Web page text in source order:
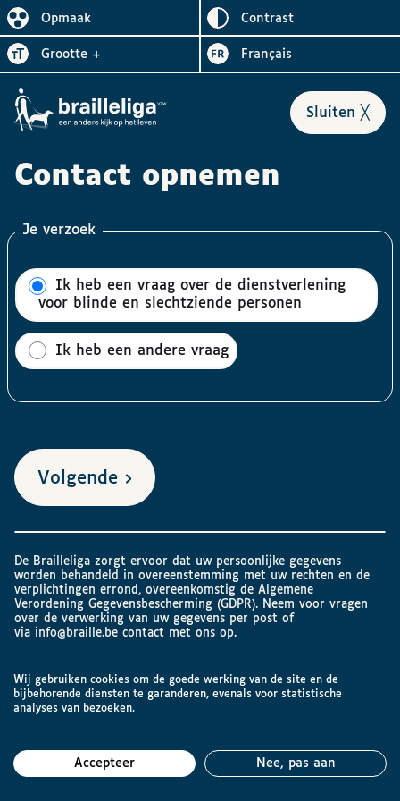
Opmaak
De lay-out vereenvoudigen
Omgekeerd
contrast
Letter
grootte vergroten
+ Visiter le site en
Français
Formulier
sluiten ╳
Contact opnemen
Je verzoek
voor blinde en slechtziende personen
Ik heb een andere vraag
Volgende
De Brailleliga zorgt ervoor dat uw persoonlijke gegevens
worden behandeld in overeenstemming met uw rechten en de
verplichtingen errond, overeenkomstig de Algemene
Verordening Gegevensbescherming (GDPR). Neem voor vragen
over de verwerking van uw gegevens per post of
via info@braille.be contact met ons op.
Wij gebruiken cookies om de goede werking van de site en de
bijbehorende diensten te garanderen, evenals voor statistische
analyses van bezoeken.
Accepteer Nee, pas aan